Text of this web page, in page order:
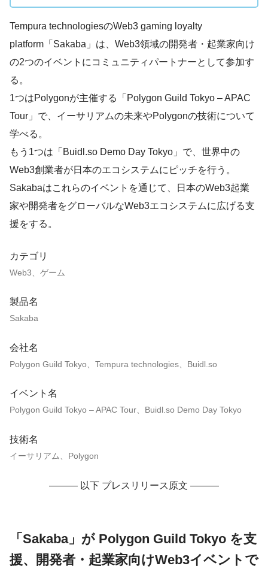
Tempura technologiesのWeb3 gaming loyalty
platform「Sakaba」は、Web3領域の開発者・起業家向け
の2つのイベントにコミュニティパートナーとして参加す
る。
1つはPolygonが主催する「Polygon Guild Tokyo – APAC
Tour」で、イーサリアムの未来やPolygonの技術について
学べる。
もう1つは「Buidl.so Demo Day Tokyo」で、世界中の
Web3創業者が日本のエコシステムにピッチを行う。
Sakabaはこれらのイベントを通じて、日本のWeb3起業
家や開発者をグローバルなWeb3エコシステムに広げる支
援をする。
カテゴリ
Web3、ゲーム
製品名
Sakaba
会社名
Polygon Guild Tokyo、Tempura technologies、Buidl.so
イベント名
Polygon Guild Tokyo – APAC Tour、Buidl.so Demo Day Tokyo
技術名
イーサリアム、Polygon
——— 以下 プレスリリース原文 ———
「Sakaba」が Polygon Guild Tokyo を支
援、開発者・起業家向けWeb3イベントで